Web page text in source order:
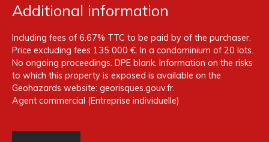
Additional information
Including fees of 6.67% TTC to be paid by of the purchaser.
Price excluding fees 135 000 €. In a condominium of 20 lots.
No ongoing proceedings. DPE blank. Information on the risks
to which this property is exposed is available on the
Geohazards website: georisques.gouv.fr.
Agent commercial (Entreprise individuelle)